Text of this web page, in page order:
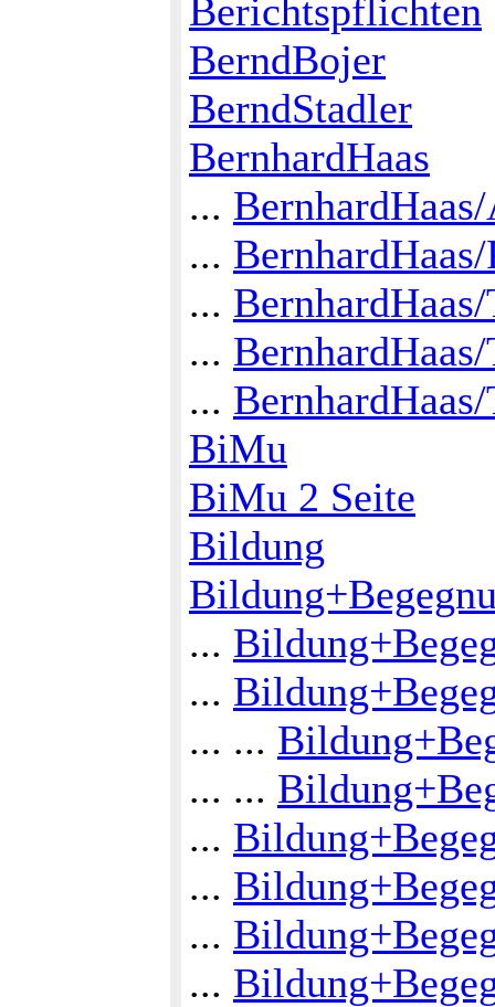
Berichtspflichten
BerndBojer
BerndStadler
BernhardHaas
...
...
...
...
...
BiMu
BiMu 2 Seite
Bildung
...
...
... ...
... ...
...
...
...
...